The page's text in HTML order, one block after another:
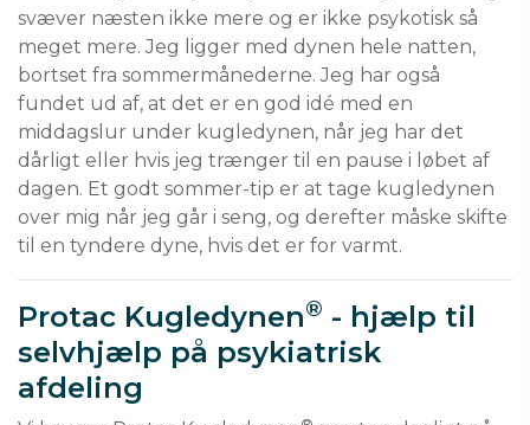
svæver næsten ikke mere og er ikke psykotisk så
meget mere. Jeg ligger med dynen hele natten,
bortset fra sommermånederne. Jeg har også
fundet ud af, at det er en god idé med en
middagslur under kugledynen, når jeg har det
dårligt eller hvis jeg trænger til en pause i løbet af
dagen. Et godt sommer-tip er at tage kugledynen
over mig når jeg går i seng, og derefter måske skifte
til en tyndere dyne, hvis det er for varmt.
Protac Kugledynen® - hjælp til
selvhjælp på psykiatrisk
afdeling